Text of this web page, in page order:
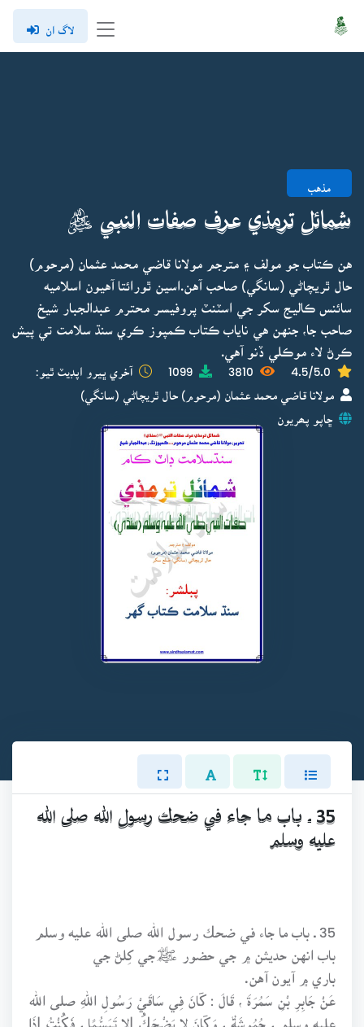
لاگ ان
مذهب
شمائل ترمذي عرف صفات النبي ﷺ
هن ڪتاب جو مولف ۽ مترجم مولانا قاضي محمد عثمان (مرحوم)
حال ٿريچاڻي (سانگي) صاحب آهن.اسين ٿورائتا آهيون اسلاميه
سائنس ڪاليج سکر جي اسٽنٽ پروفيسر محترم عبدالجبار شيخ
صاحب جا، جنهن هي ناياب ڪتاب ڪمپوز ڪري سنڌ سلامت تي پيش
ڪرڻ لاء موڪلي ڏنو آهي.
4.5/5.0
3810
1099 آخري ڀيرو اپڊيٽ ٿيو:
مولانا قاضي محمد عثمان (مرحوم) حال ٿريچاڻي (سانگي)
ڇاپو پھريون
35 ـ باب ما جاء في ضحك رسول الله صلى الله
عليه وسلم
35 ـ باب ما جاء في ضحك رسول الله صلى الله عليه وسلم
باب انهن حديثن ۾ جي حضور ﷺجي کِلڻ جي
باري ۾ آيون آهن.
عَنْ جَابِرِ بْنِ سَمُرَةَ ، قَالَ : كَانَ فِي سَاقَيْ رَسُولِ اللهِ صلى الله
عليه وسلم ، حُمُوشَةٌ ، وَكَانَ لا يَضْحَكُ إِلا تَبَسُّمًا ، فَكُنْتُ إِذَا